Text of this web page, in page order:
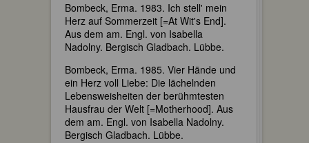
Bombeck, Erma. 1983. Ich stell' mein
Herz auf Sommerzeit [=At Wit's End].
Aus dem am. Engl. von Isabella
Nadolny. Bergisch Gladbach. Lübbe.
Bombeck, Erma. 1985. Vier Hände und
ein Herz voll Liebe: Die lächelnden
Lebensweisheiten der berühmtesten
Hausfrau der Welt [=Motherhood]. Aus
dem am. Engl. von Isabella Nadolny.
Bergisch Gladbach. Lübbe.